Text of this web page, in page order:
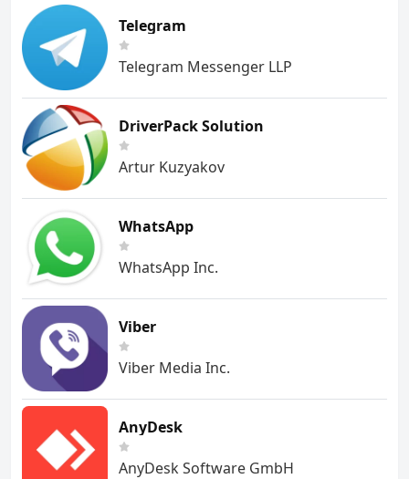
Telegram
Telegram Messenger LLP
DriverPack Solution
Artur Kuzyakov
WhatsApp
WhatsApp Inc.
Viber
Viber Media Inc.
AnyDesk
AnyDesk Software GmbH